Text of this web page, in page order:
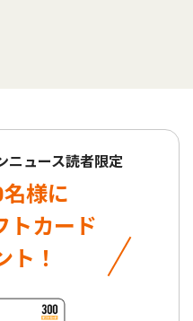
ニュース読者限定
様に
トカード
ト！